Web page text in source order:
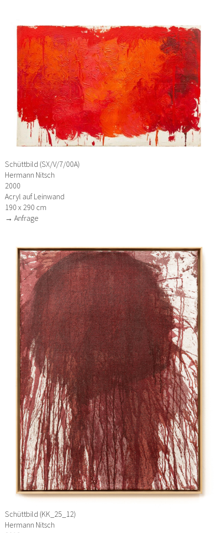
Schüttbild (SX/V/7/00A)
Hermann Nitsch
2000
Acryl auf Leinwand
190 x 290 cm
→ Anfrage
Schüttbild (KK_25_12)
Hermann Nitsch